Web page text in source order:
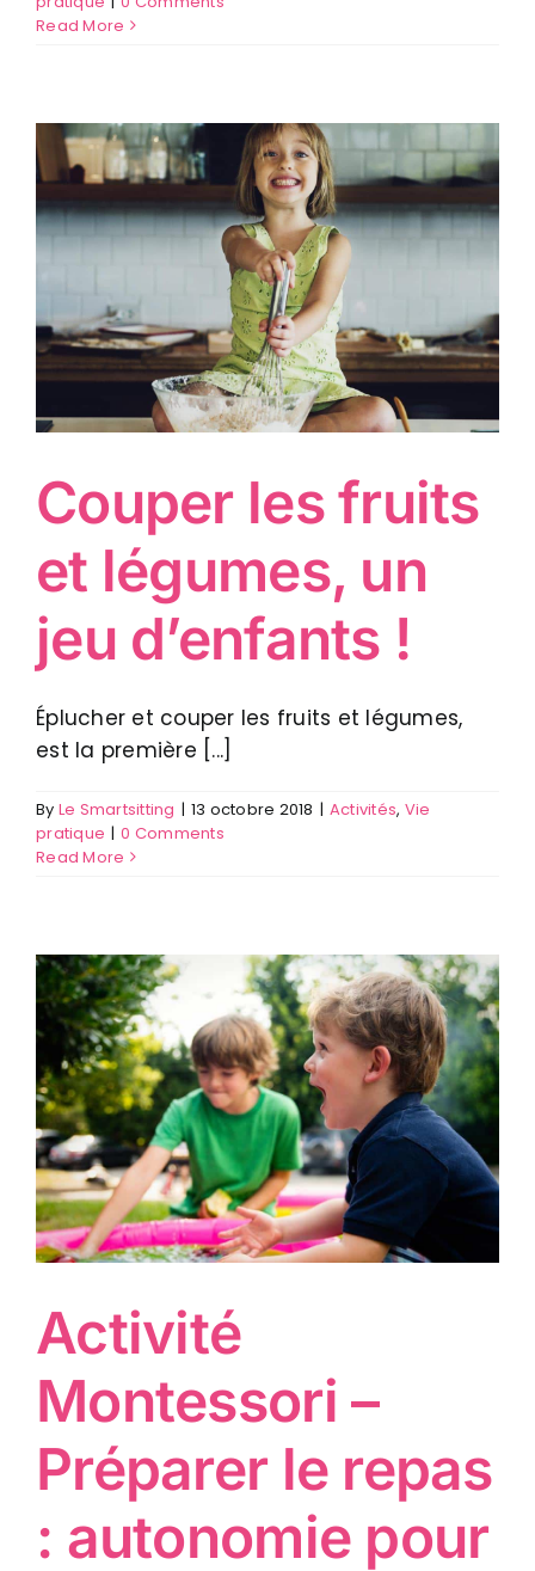
Read More
Couper les fruits
et légumes, un
jeu d’enfants !
Éplucher et couper les fruits et légumes,
est la première [...]
By Le Smartsitting | 13 octobre 2018 | Activités, Vie
pratique | 0 Comments
Read More
Activité
Montessori –
Préparer le repas
: autonomie pour